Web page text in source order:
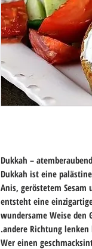
Dukkah –
Dukkah ist eine
Anis, geröstetem Sesam
entsteht eine
wundersame Weise den
andere Richtung lenken
Wer einen